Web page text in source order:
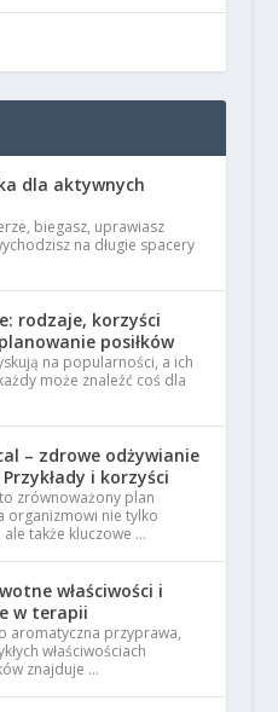
dla aktywnych
biegasz, uprawiasz
na długie spacery
rodzaje, korzyści
posiłków
na popularności, a ich
może znaleźć coś dla
– zdrowe odżywianie
i korzyści
zrównoważony plan
organizmowi nie tylko
także kluczowe …
właściwości i
w terapii
aromatyczna przyprawa,
właściwościach
znajduje …